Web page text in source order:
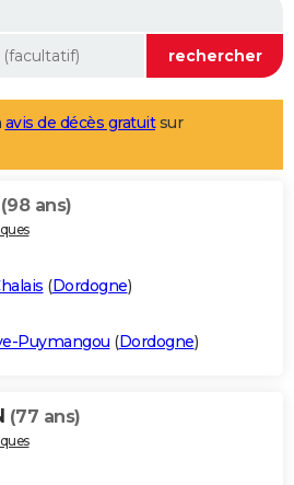
avis de décès gratuitsur
(98 ans)
(Dordogne)
Puymangou (Dordogne)
(77 ans)